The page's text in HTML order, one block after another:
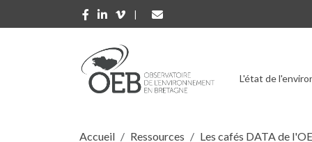
Aller au contenu principal
L'état de
Fil d'Ariane
Accueil Ressources Les cafés DATA de